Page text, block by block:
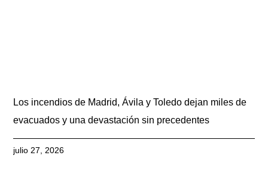
Los incendios de Madrid, Ávila y Toledo dejan miles de
evacuados y una devastación sin precedentes
julio 27, 2026